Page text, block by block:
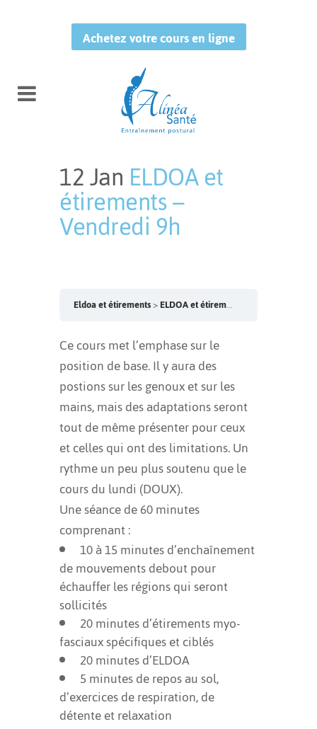
Achetez votre cours en ligne
12 JanELDOA et
étirements –
Vendredi 9h
Eldoa et étirements ELDOA et étirements – Vendredi 9h
Ce cours met l’emphase sur le
position de base. Il y aura des
postions sur les genoux et sur les
mains, mais des adaptations seront
tout de même présenter pour ceux
et celles qui ont des limitations. Un
rythme un peu plus soutenu que le
cours du lundi (DOUX).
Une séance de 60 minutes
comprenant :
10 à 15 minutes d’enchaînement
de mouvements debout pour
échauffer les régions qui seront
sollicités
20 minutes d’étirements myo-
fasciaux spécifiques et ciblés
20 minutes d’ELDOA
5 minutes de repos au sol,
d’exercices de respiration, de
détente et relaxation